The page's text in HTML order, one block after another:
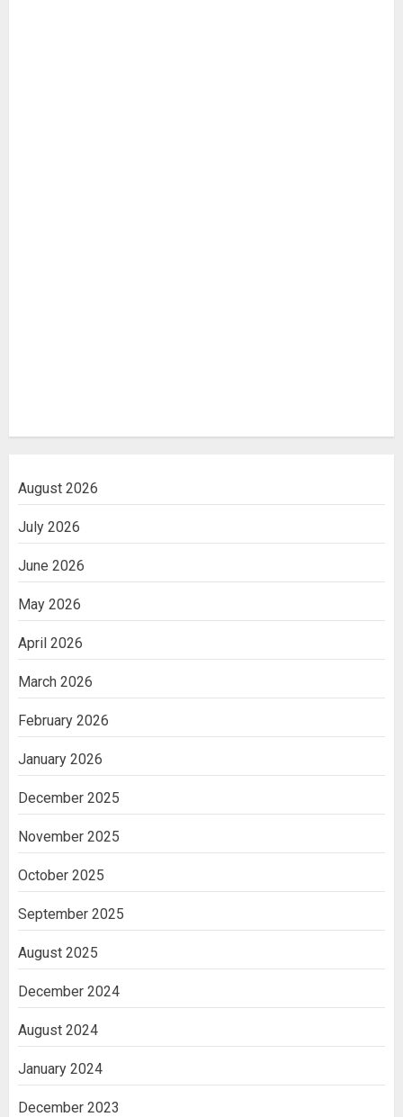
August 2026
July 2026
June 2026
May 2026
April 2026
March 2026
February 2026
January 2026
December 2025
November 2025
October 2025
September 2025
August 2025
December 2024
August 2024
January 2024
December 2023